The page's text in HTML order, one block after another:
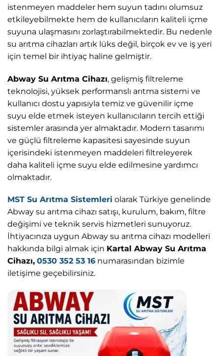
istenmeyen maddeler hem suyun tadını olumsuz
etkileyebilmekte hem de kullanıcıların kaliteli içme
suyuna ulaşmasını zorlaştırabilmektedir. Bu nedenle
su arıtma cihazları artık lüks değil, birçok ev ve iş yeri
için temel bir ihtiyaç haline gelmiştir.
Abway Su Arıtma Cihazı, gelişmiş filtreleme
teknolojisi, yüksek performanslı arıtma sistemi ve
kullanıcı dostu yapısıyla temiz ve güvenilir içme
suyu elde etmek isteyen kullanıcıların tercih ettiği
sistemler arasında yer almaktadır. Modern tasarımı
ve güçlü filtreleme kapasitesi sayesinde suyun
içerisindeki istenmeyen maddeleri filtreleyerek
daha kaliteli içme suyu elde edilmesine yardımcı
olmaktadır.
MST Su Arıtma Sistemleri olarak Türkiye genelinde
Abway su arıtma cihazı satışı, kurulum, bakım, filtre
değişimi ve teknik servis hizmetleri sunuyoruz.
İhtiyacınıza uygun Abway su arıtma cihazı modelleri
hakkında bilgi almak için Kartal Abway Su Arıtma
Cihazı, 0530 352 53 16 numarasından bizimle
iletişime geçebilirsiniz.